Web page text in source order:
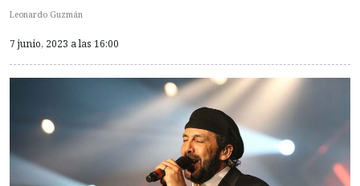
Leonardo Guzmán
7 junio, 2023 a las 16:00